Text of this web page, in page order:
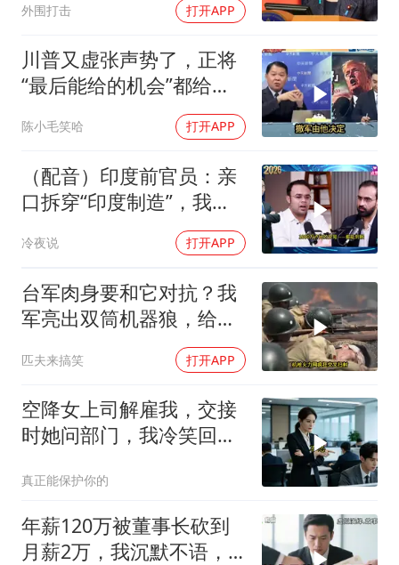
夯实基础开新局
外围打击 打开APP
川普又虚张声势了，正将
“最后能给的机会”都给伊
陈小毛笑哈 打开APP
（配音）印度前官员：亲
口拆穿“印度制造”，我们
只有组装能力，算不上真
正的工业制造
冷夜说 打开APP
台军肉身要和它对抗？我
军亮出双筒机器狼，给登
匹夫来搞笑 打开APP
空降女上司解雇我，交接
时她问部门，我冷笑回
真正能保护你的
年薪120万被董事长砍到
月薪2万，我沉默不语，